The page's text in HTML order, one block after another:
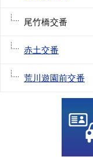
尾竹橋交番
赤土交番
荒川遊園前交番